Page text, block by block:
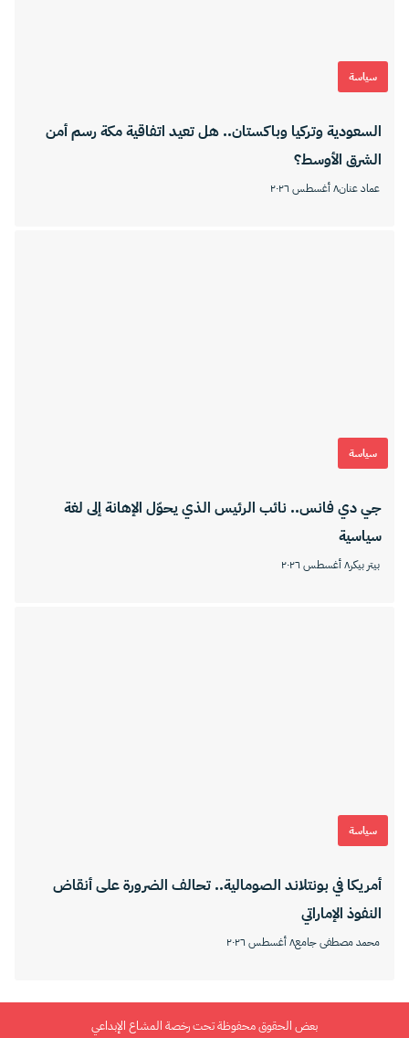
سياسة
السعودية وتركيا وباكستان.. هل تعيد اتفاقية مكة رسم أمن
الشرق الأوسط؟
عماد عنان٨ أغسطس ٢٠٢٦
سياسة
جي دي فانس.. نائب الرئيس الذي يحوّل الإهانة إلى لغة
سياسية
بيتر بيكر٨ أغسطس ٢٠٢٦
سياسة
أمريكا في بونتلاند الصومالية.. تحالف الضرورة على أنقاض
النفوذ الإماراتي
محمد مصطفى جامع٨ أغسطس ٢٠٢٦
بعض الحقوق محفوظة تحت رخصة المشاع الإبداعي